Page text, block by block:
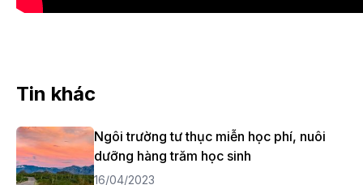
Tin khác
Ngôi trường tư thục miễn học phí, nuôi
dưỡng hàng trăm học sinh
16/04/2023